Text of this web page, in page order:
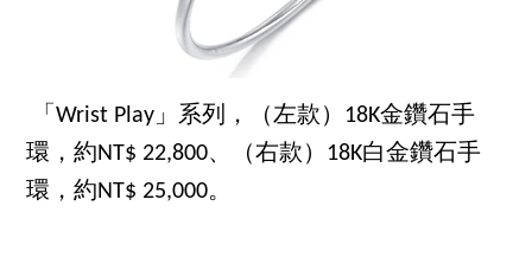
「Wrist Play」系列，（左款）18K金鑽石手
環，約NT$ 22,800、（右款）18K白金鑽石手
環，約NT$ 25,000。